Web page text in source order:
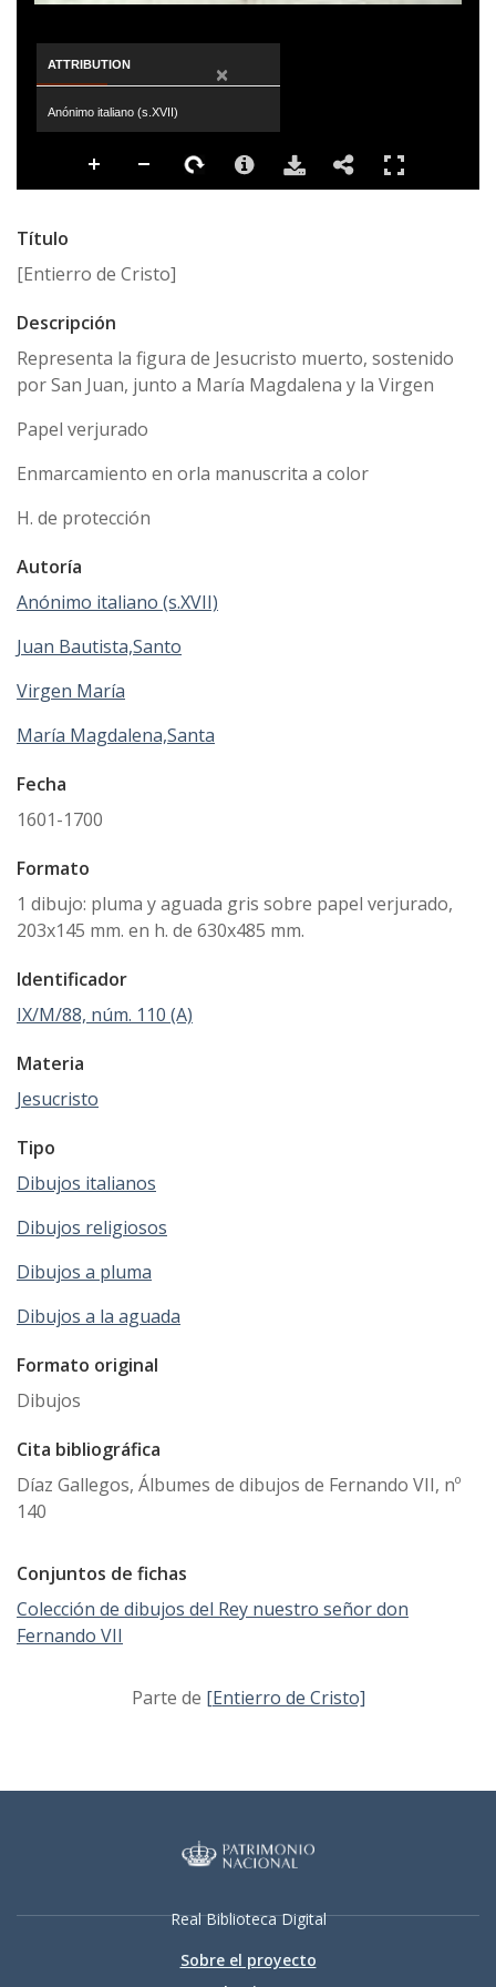
ATTRIBUTION ×
Anónimo italiano (s.XVII)
Título
[Entierro de Cristo]
Descripción
Representa la figura de Jesucristo muerto, sostenido
por San Juan, junto a María Magdalena y la Virgen
Papel verjurado
Enmarcamiento en orla manuscrita a color
H. de protección
Autoría
Anónimo italiano (s.XVII)
Juan Bautista,Santo
Virgen María
María Magdalena,Santa
Fecha
1601-1700
Formato
1 dibujo: pluma y aguada gris sobre papel verjurado,
203x145 mm. en h. de 630x485 mm.
Identificador
IX/M/88, núm. 110 (A)
Materia
Jesucristo
Tipo
Dibujos italianos
Dibujos religiosos
Dibujos a pluma
Dibujos a la aguada
Formato original
Dibujos
Cita bibliográfica
Díaz Gallegos, Álbumes de dibujos de Fernando VII, nº
140
Conjuntos de fichas
Colección de dibujos del Rey nuestro señor don
Fernando VII
Parte de [Entierro de Cristo]
Real Biblioteca Digital
Sobre el proyecto